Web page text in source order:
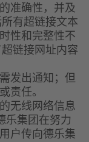
准确性，并及
有超链接文本
性和完整性不
链接网址内容
发出通知；但
责任。
无线网络信息
乐集团在努力
户传向德乐集